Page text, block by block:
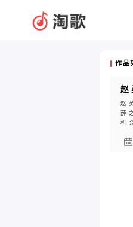
作品
赵
赵
薛
机